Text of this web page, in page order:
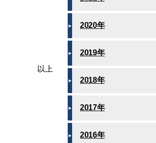
以上
2020年
2019年
2018年
2017年
2016年